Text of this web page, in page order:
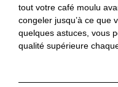
tout votre café moulu
congeler jusqu’à ce que
quelques astuces, vous
qualité supérieure